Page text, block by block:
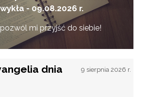
- 09.08.2026 r.
pozwól mi przyjść do siebie!
dnia 9 sierpnia 2026 r.